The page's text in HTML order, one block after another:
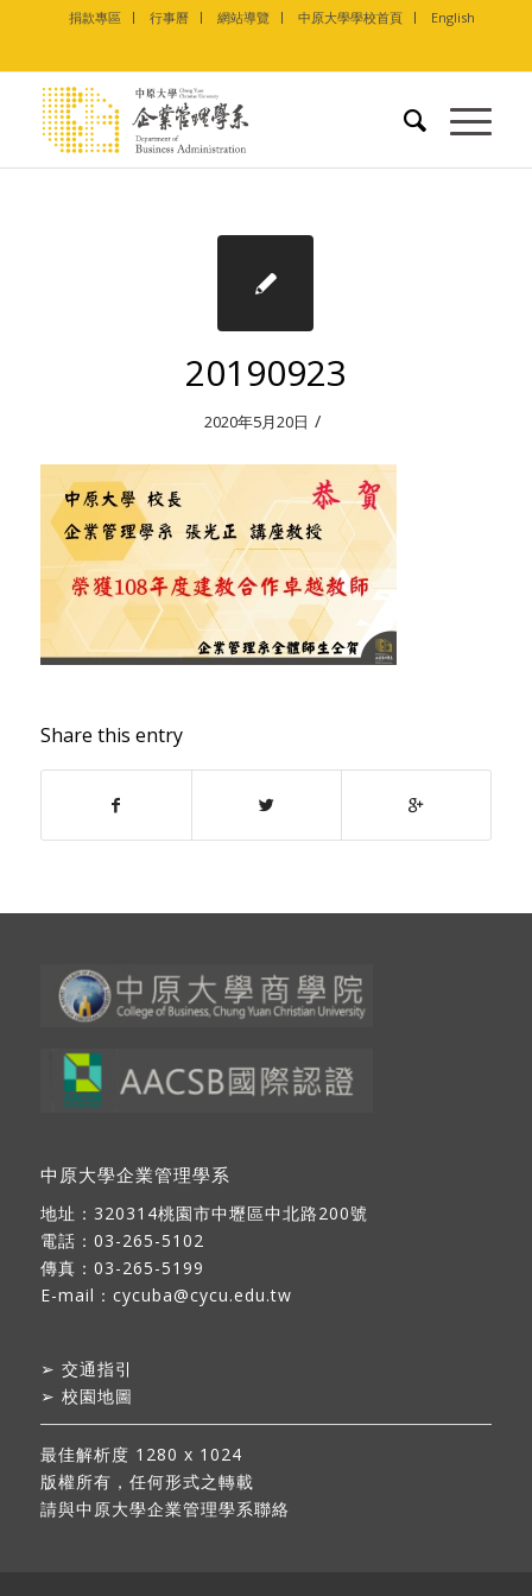
捐款專區 行事曆 網站導覽 中原大學學校首頁 English
20190923
2020年5月20日 /
Share this entry
中原大學企業管理學系
地址： 320314桃園市中壢區中北路200號
電話：03-265-5102
傳真：03-265-5199
E-mail： cycuba@cycu.edu.tw
➢ 交通指引
➢ 校園地圖
最佳解析度 1280 x 1024
版權所有，任何形式之轉載
請與中原大學企業管理學系聯絡